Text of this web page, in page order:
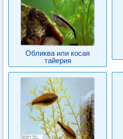
Обликва или косая
тайерия